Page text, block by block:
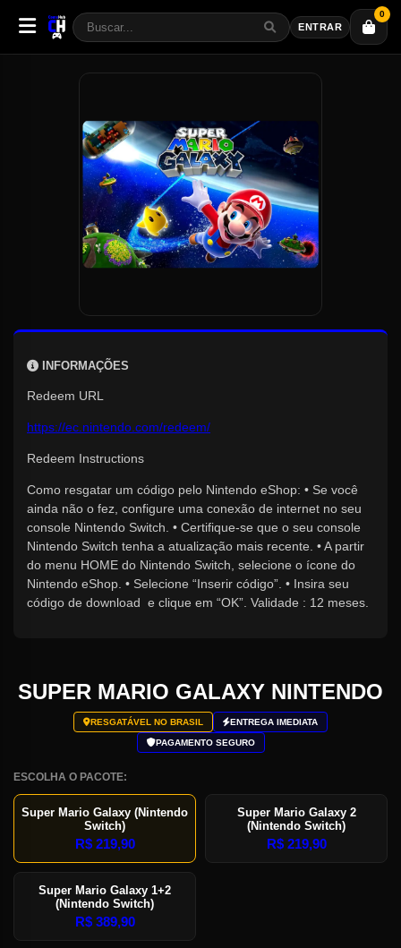
ENTRAR
0
INFORMAÇÕES
Redeem URL
https://ec.nintendo.com/redeem/
Redeem Instructions
Como resgatar um código pelo Nintendo eShop: • Se você
ainda não o fez, configure uma conexão de internet no seu
console Nintendo Switch. • Certifique-se que o seu console
Nintendo Switch tenha a atualização mais recente. • A partir
do menu HOME do Nintendo Switch, selecione o ícone do
Nintendo eShop. • Selecione “Inserir código”. • Insira seu
código de download e clique em “OK”. Validade : 12 meses.
SUPER MARIO GALAXY NINTENDO
RESGATÁVEL NO BRASIL ENTREGA IMEDIATA
PAGAMENTO SEGURO
ESCOLHA O PACOTE:
Super Mario Galaxy (Nintendo
Switch)
R$219,90
Super Mario Galaxy 2
(Nintendo Switch)
R$219,90
Super Mario Galaxy 1+2
(Nintendo Switch)
R$389,90